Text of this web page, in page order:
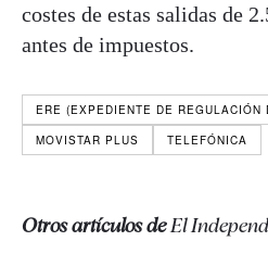
costes de estas salidas de
antes de impuestos.
ERE (EXPEDIENTE DE REGULACIÓN
MOVISTAR PLUS
TELEFÓNICA
Otros artículos deEl